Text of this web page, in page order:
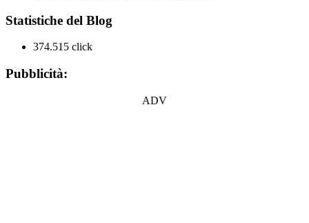
Statistiche del Blog
374.515 click
Pubblicità:
ADV